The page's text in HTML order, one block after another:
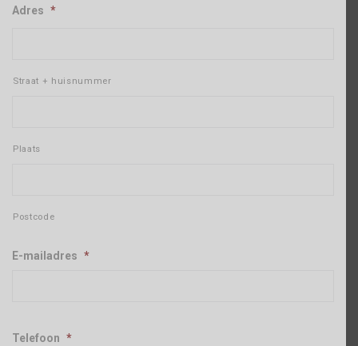
Adres *
Straat + huisnummer
Plaats
Postcode
E-mailadres *
Telefoon *